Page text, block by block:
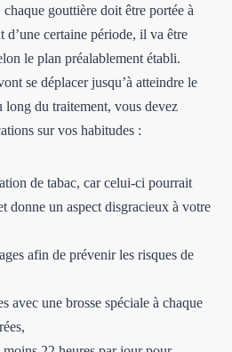
gouttière doit être portée à
certaine période, il va être
le plan préalablement établi.
se déplacer jusqu’à atteindre le
long du traitement, vous devez
sur vos habitudes :
de tabac, car celui-ci pourrait
donne un aspect disgracieux à votre
afin de prévenir les risques de
avec une brosse spéciale à chaque